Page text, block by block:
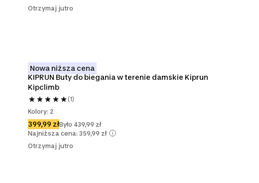
Otrzymaj jutro
Nowa niższa cena
KIPRUN Buty do biegania w terenie damskie Kiprun
Kipclimb
(1)
Kolory: 2
399,99 złByło 439,99 zł
Najniższa cena: 359,99 zł
Otrzymaj jutro